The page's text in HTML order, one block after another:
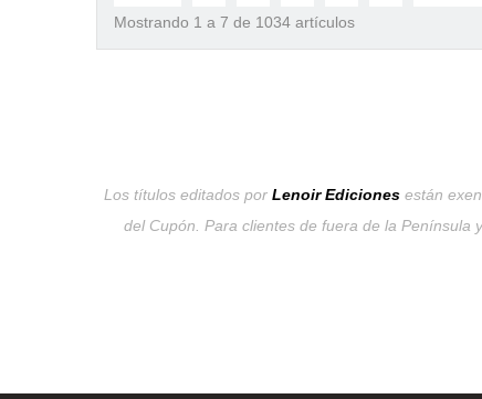
Mostrando 1 a 7 de 1034 artículos
Los títulos editados por Lenoir Edicionesestán
del Cupón. Para clientes de fuera de la